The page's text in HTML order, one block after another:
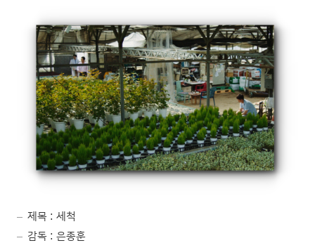
제목 : 세척
감독 : 은종훈